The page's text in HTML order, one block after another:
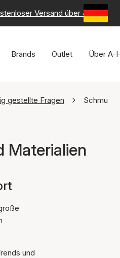
Versand über 49 € -
Brands Outlet Über A-
gestellte Fragen Schmuck
Materialien
und